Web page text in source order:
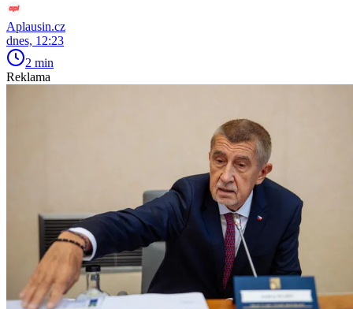
Aplausin.cz
dnes, 12:23
2 min
Reklama